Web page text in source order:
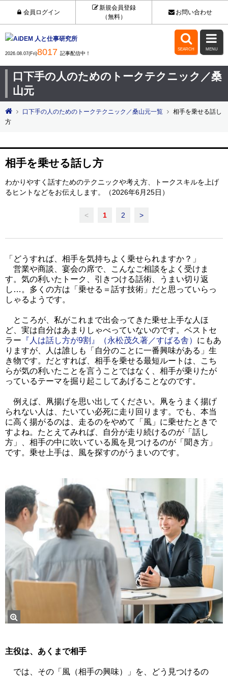
会員ログイン
新規会員登録
（無料）
お問い合わせ
2026.08.07(Fri)8017 記事配信中！

SEARCH

MENU
口下手の人のためのトークテクニック／桑
山元
口下手の人のためのトークテクニック／桑山元一覧
相手を乗せる話し
方
相手を乗せる話し方
わかりやすく話すためのテクニックや考え方、トークスキルを上げ
るヒントなどをお伝えします。（2026年6月25日）
< 1 2 >
「どうすれば、相手を気持ちよく乗せられますか？」
営業や商談、宴会の席で、こんなご相談をよく受けま
す。気の利いたトーク、引きつける話術、うまい切り返
し…。多くの方は「乗せる＝話す技術」だと思っていらっ
しゃるようです。
ところが、私がこれまで出会ってきた乗せ上手な人ほ
ど、実は自分はあまりしゃべっていないのです。ベストセ
ラー 『人は話し方が9割』（永松茂久著／すばる舎） にもあ
りますが、人は誰しも「自分のことに一番興味がある」生
き物です。だとすれば、相手を乗せる最短ルートは、こち
らが気の利いたことを言うことではなく、相手が乗りたが
っているテーマを掘り起こしてあげることなのです。
例えば、凧揚げを思い出してください。凧をうまく揚げ
られない人は、たいてい必死に走り回ります。でも、本当
に高く揚がるのは、走るのをやめて「風」に乗せたときで
すよね。たとえてみれば、自分が走り続けるのが「話し
方」、相手の中に吹いている風を見つけるのが「聞き方」
です。乗せ上手は、風を探すのがうまいのです。
主役は、あくまで相手
では、その「風（相手の興味）」を、どう見つけるの